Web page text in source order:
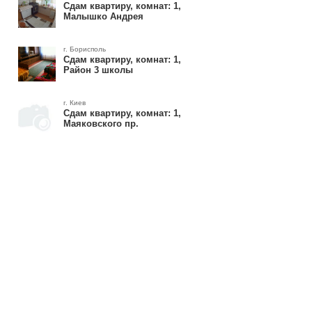
Сдам квартиру, комнат: 1,
Малышко Андрея
г. Борисполь
Сдам квартиру, комнат: 1,
Район 3 школы
г. Киев
Сдам квартиру, комнат: 1,
Маяковского пр.